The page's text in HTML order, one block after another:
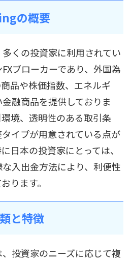
の概要
くの投資家に利用されてい
ブローカーであり、外国為
品や株価指数、エネルギ
融商品を提供しておりま
境、透明性のある取引条
イプが用意されている点が
日本の投資家にとっては、
入出金方法により、利便性
ります。
と特徴
投資家のニーズに応じて複